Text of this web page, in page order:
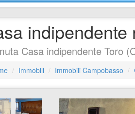
Casa indipendente Toro
Immobili Immobili Campobasso